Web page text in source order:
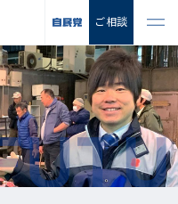
ご相談